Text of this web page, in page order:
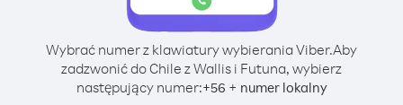
Wybrać numer z klawiatury wybierania Viber.Aby
zadzwonić do Chile z Wallis i Futuna, wybierz
następujący numer:+56 + numer lokalny